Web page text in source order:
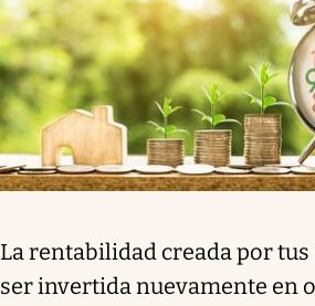
La rentabilidad creada por
ser invertida nuevamente en